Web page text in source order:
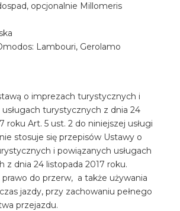
opcjonalnie Millomeris
Lambouri, Gerolamo
o imprezach turystycznych i
turystycznych z dnia 24
roku Art. 5 ust. 2 do niniejszej usługi
stosuje się przepisów Ustawy o
i powiązanych usługach
z dnia 24 listopada 2017 roku.
prawo do przerw, a także używania
jazdy, przy zachowaniu pełnego
przejazdu.